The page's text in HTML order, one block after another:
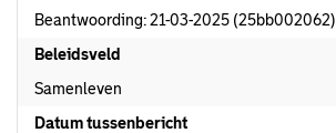
Beantwoording: 21-03-2025 (25bb002062)
Beleidsveld
Samenleven
Datum tussenbericht